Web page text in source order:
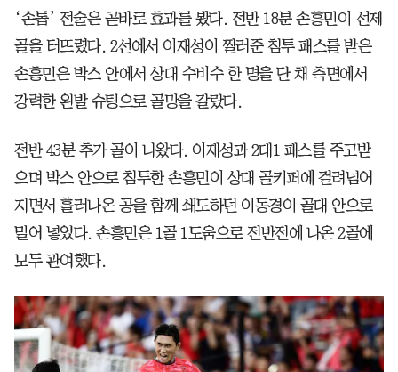
‘손톱’ 전술은 곧바로 효과를 봤다. 전반 18분 손흥민이 선제
골을 터뜨렸다. 2선에서 이재성이 찔러준 침투 패스를 받은
손흥민은 박스 안에서 상대 수비수 한 명을 단 채 측면에서
강력한 왼발 슈팅으로 골망을 갈랐다.
전반 43분 추가 골이 나왔다. 이재성과 2대1 패스를 주고받
으며 박스 안으로 침투한 손흥민이 상대 골키퍼에 걸려넘어
지면서 흘러나온 공을 함께 쇄도하던 이동경이 골대 안으로
밀어 넣었다. 손흥민은 1골 1도움으로 전반전에 나온 2골에
모두 관여했다.